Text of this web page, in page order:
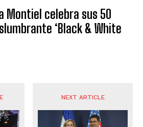
Montiel celebra sus 50
‘Black & White
NEXT ARTICLE